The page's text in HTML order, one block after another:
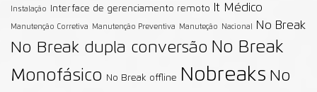
Instalação Interface de gerenciamento remoto It Médico
Manutenção Corretiva Manutenção Preventiva Manuteção Nacional No Break
No Break dupla conversão No Break
Monofásico
No Break offline Nobreaks No